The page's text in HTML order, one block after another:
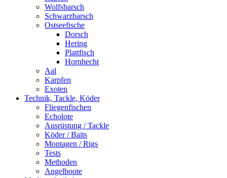
Wolfsbarsch
Schwarzbarsch
Ostseefische
Dorsch
Hering
Plattfisch
Hornhecht
Aal
Karpfen
Exoten
Technik, Tackle, Köder
Fliegenfischen
Echolote
Ausrüstung / Tackle
Köder / Baits
Montagen / Rigs
Tests
Methoden
Angelboote